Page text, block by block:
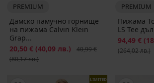
PREMIUM
Дамско памучно горнище
на пижама Calvin Klein
Grap...
Намаление
20,50 € (40,09 лв.) Първоначална цена
40,99 €
(80,17 лв.)
PREMIUM
Пижама
LS Tee
Намаление
94,49 €
(264,02 лв.)
LIMITED